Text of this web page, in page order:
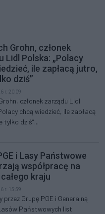
Grohn, członek
Lidl Polska: „Polacy
ile zapłacą jutro,
dziś”
r. 20:09
członek zarządu Lidl
chcą wiedzieć, ile zapłacą
tylko dziś”...
i Lasy Państwowe
współpracę na
kraju
r. 15:59
przez Grupę PGE i Generalną
Państwowych list